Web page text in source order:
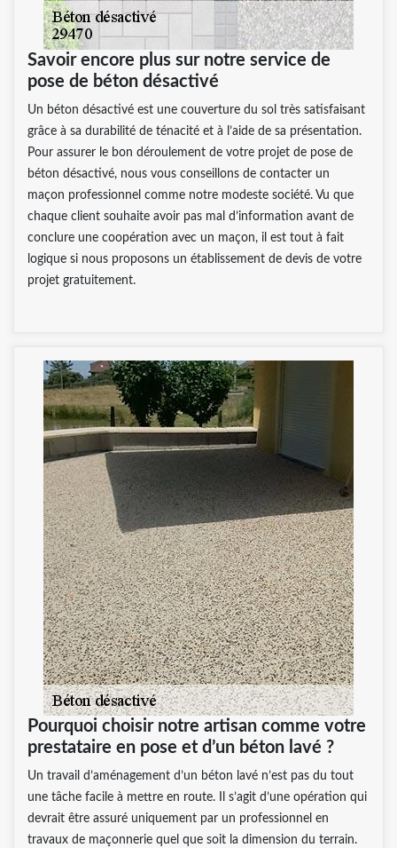
Savoir encore plus sur notre service de
pose de béton désactivé
Un béton désactivé est une couverture du sol très satisfaisant
grâce à sa durabilité de ténacité et à l’aide de sa présentation.
Pour assurer le bon déroulement de votre projet de pose de
béton désactivé, nous vous conseillons de contacter un
maçon professionnel comme notre modeste société. Vu que
chaque client souhaite avoir pas mal d’information avant de
conclure une coopération avec un maçon, il est tout à fait
logique si nous proposons un établissement de devis de votre
projet gratuitement.
Pourquoi choisir notre artisan comme votre
prestataire en pose et d’un béton lavé ?
Un travail d’aménagement d’un béton lavé n’est pas du tout
une tâche facile à mettre en route. Il s’agit d’une opération qui
devrait être assuré uniquement par un professionnel en
travaux de maçonnerie quel que soit la dimension du terrain.